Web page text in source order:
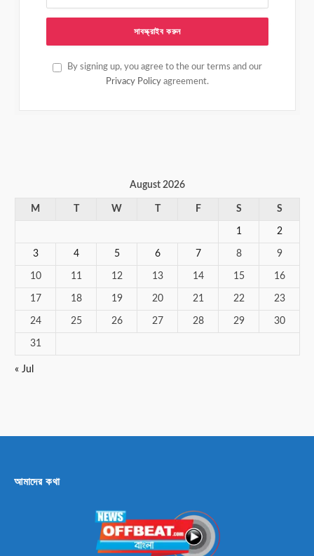
By signing up, you agree to the our terms and our
Privacy Policy agreement.
August 2026
M W F S S
1 2
3 4 5 6 7 8 9
10 11 12 13 14 15 16
17 18 19 20 21 22 23
24 25 26 27 28 29 30
31
« Jul
আমাদের কথা